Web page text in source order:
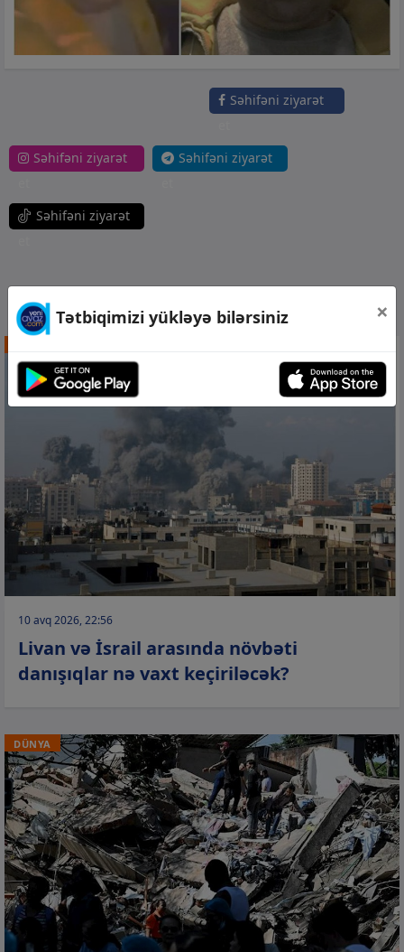
Səhifəni ziyarət
Səhifəni ziyarət
Səhifəni ziyarət
Səhifəni ziyarət
DİGƏR XƏBƏRLƏR
10 avq 2026, 22:56
Livan və İsrail arasında növbəti
danışıqlar nə vaxt keçiriləcək?
DÜNYA
Tətbiqimizi yükləyə bilərsiniz ×